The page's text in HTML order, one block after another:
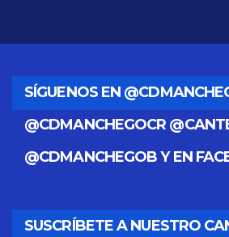
SÍGUENOS EN
@CDMANCHEGOCR
@CDMANCHEGOB Y EN
SUSCRÍBETE A NUESTRO